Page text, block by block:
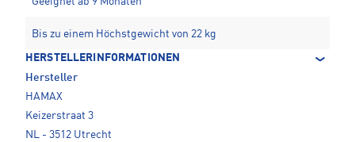
Bis zu einem Höchstgewicht von 22 kg
HERSTELLERINFORMATIONEN
Hersteller
HAMAX
Keizerstraat 3
NL - 3512 Utrecht